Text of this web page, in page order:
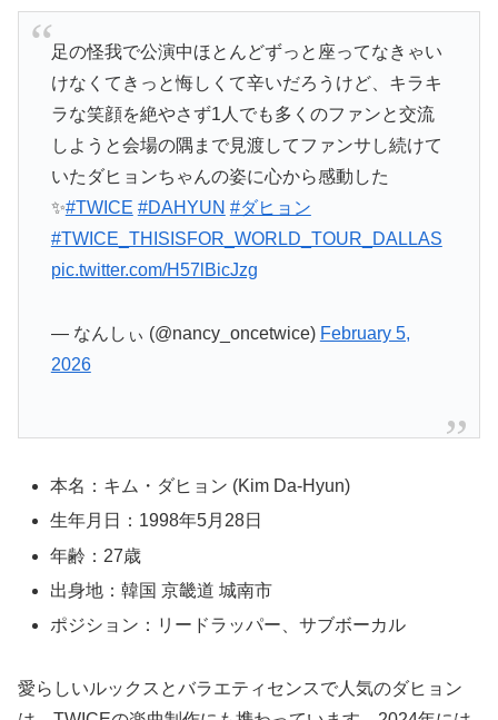
足の怪我で公演中ほとんどずっと座ってなきゃい
けなくてきっと悔しくて辛いだろうけど、キラキ
ラな笑顔を絶やさず1人でも多くのファンと交流
しようと会場の隅まで見渡してファンサし続けて
いたダヒョンちゃんの姿に心から感動した
✨#TWICE #DAHYUN #ダヒョン
#TWICE_THISISFOR_WORLD_TOUR_DALLAS
pic.twitter.com/H57lBicJzg
— なんしぃ (@nancy_oncetwice) February 5,
2026
本名：キム・ダヒョン (Kim Da-Hyun)
生年月日：1998年5月28日
年齢：27歳
出身地：韓国 京畿道 城南市
ポジション：リードラッパー、サブボーカル
愛らしいルックスとバラエティセンスで人気のダヒョン